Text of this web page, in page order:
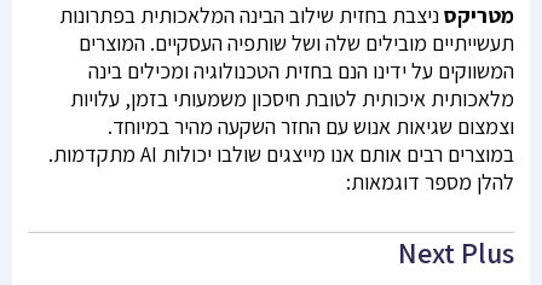
מטריקסניצבת בחזית שילוב הבינה המלאכותית בפתרונות
תעשייתיים מובילים שלה ושל שותפיה העסקיים. המוצרים
המשווקים על ידינו הנם בחזית הטכנולוגיה ומכילים בינה
מלאכותית איכותית לטובת חיסכון משמעותי בזמן, עלויות
וצמצום שגיאות אנוש עם החזר השקעה מהיר במיוחד.
במוצרים רבים אותם אנו מייצגים שולבו יכולות AI מתקדמות.
להלן מספר דוגמאות:
Next Plus